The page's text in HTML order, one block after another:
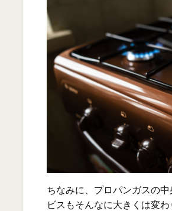
ちなみに、プロパンガスの
ビスもそんなに大きくは変